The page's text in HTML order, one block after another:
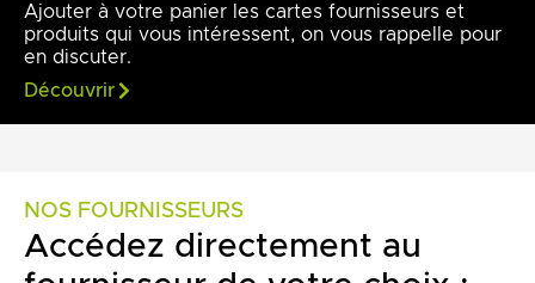
Ajouter à votre panier les cartes fournisseurs et
produits qui vous intéressent, on vous rappelle pour
en discuter.
Découvrir
NOS FOURNISSEURS
Accédez directement au